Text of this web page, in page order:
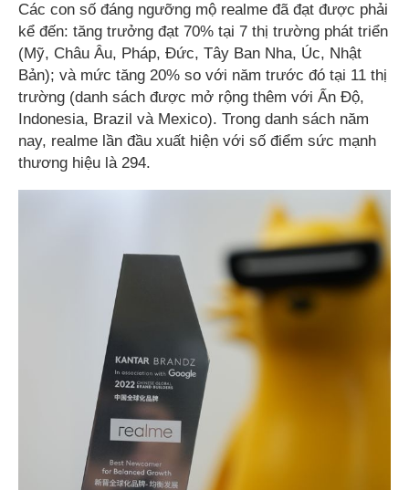
Các con số đáng ngưỡng mộ realme đã đạt được phải
kể đến: tăng trưởng đạt 70% tại 7 thị trường phát triển
(Mỹ, Châu Âu, Pháp, Đức, Tây Ban Nha, Úc, Nhật
Bản); và mức tăng 20% so với năm trước đó tại 11 thị
trường (danh sách được mở rộng thêm với Ấn Độ,
Indonesia, Brazil và Mexico). Trong danh sách năm
nay, realme lần đầu xuất hiện với số điểm sức mạnh
thương hiệu là 294.